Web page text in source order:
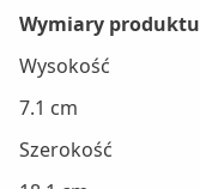
Wymiary produktu
Wysokość
7.1 cm
Szerokość